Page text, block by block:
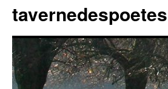
tavernedespoetes